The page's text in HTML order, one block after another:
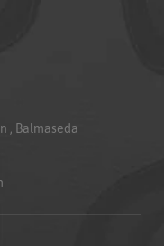
, Balmaseda